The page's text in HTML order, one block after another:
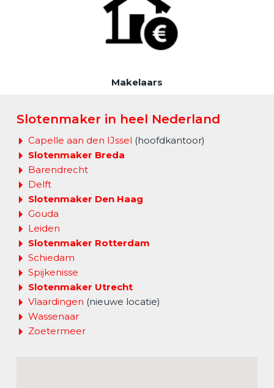
Makelaars
Slotenmaker in heel Nederland
Capelle aan den IJssel (hoofdkantoor)
Slotenmaker Breda
Barendrecht
Delft
Slotenmaker Den Haag
Gouda
Leiden
Slotenmaker Rotterdam
Schiedam
Spijkenisse
Slotenmaker Utrecht
Vlaardingen (nieuwe locatie)
Wassenaar
Zoetermeer